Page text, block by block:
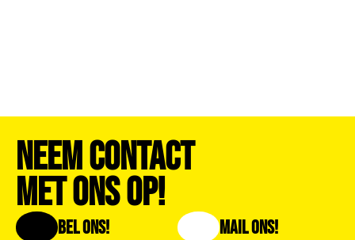
Neem Contact
Met Ons Op!
Bel Ons! Mail Ons!